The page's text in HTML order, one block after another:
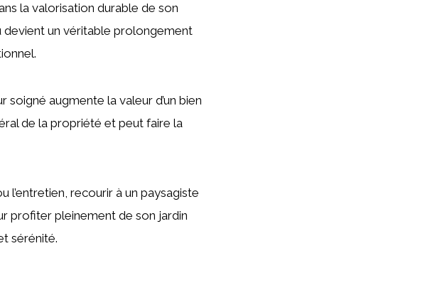
la valorisation durable de son
devient un véritable prolongement
augmente la valeur d’un bien
de la propriété et peut faire la
l’entretien, recourir à un paysagiste
profiter pleinement de son jardin
sérénité.